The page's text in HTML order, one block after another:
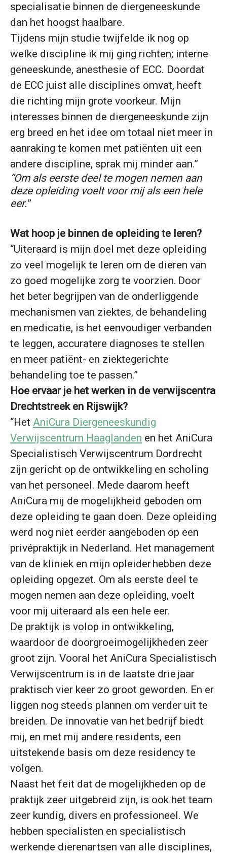
specialisatie binnen de diergeneeskunde
dan het hoogst haalbare.
Tijdens mijn studie twijfelde ik nog op
welke discipline ik mij ging richten; interne
geneeskunde, anesthesie of ECC. Doordat
de ECC juist alle disciplines omvat, heeft
die richting mijn grote voorkeur. Mijn
interesses binnen de diergeneeskunde zijn
erg breed en het idee om totaal niet meer in
aanraking te komen met patiënten uit een
andere discipline, sprak mij minder aan.”
“Om als eerste deel te mogen nemen aan
deze opleiding voelt voor mij als een hele
eer.”
Wat hoop je binnen de opleiding te leren?
“Uiteraard is mijn doel met deze opleiding
zo veel mogelijk te leren om de dieren van
zo goed mogelijke zorg te voorzien. Door
het beter begrijpen van de onderliggende
mechanismen van ziektes, de behandeling
en medicatie, is het eenvoudiger verbanden
te leggen, accuratere diagnoses te stellen
en meer patiënt- en ziektegerichte
behandeling toe te passen.”
Hoe ervaar je het werken in de verwijscentra
Drechtstreek en Rijswijk?
“Het AniCura Diergeneeskundig
Verwijscentrum Haaglanden en het AniCura
Specialistisch Verwijscentrum Dordrecht
zijn gericht op de ontwikkeling en scholing
van het personeel. Mede daarom heeft
AniCura mij de mogelijkheid geboden om
deze opleiding te gaan doen. Deze opleiding
werd nog niet eerder aangeboden op een
privépraktijk in Nederland. Het management
van de kliniek en mijn opleider hebben deze
opleiding opgezet. Om als eerste deel te
mogen nemen aan deze opleiding, voelt
voor mij uiteraard als een hele eer.
De praktijk is volop in ontwikkeling,
waardoor de doorgroeimogelijkheden zeer
groot zijn. Vooral het AniCura Specialistisch
Verwijscentrum is in de laatste drie jaar
praktisch vier keer zo groot geworden. En er
liggen nog steeds plannen om verder uit te
breiden. De innovatie van het bedrijf biedt
mij, en met mij andere residents, een
uitstekende basis om deze residency te
volgen.
Naast het feit dat de mogelijkheden op de
praktijk zeer uitgebreid zijn, is ook het team
zeer kundig, divers en professioneel. We
hebben specialisten en specialistisch
werkende dierenartsen van alle disciplines,